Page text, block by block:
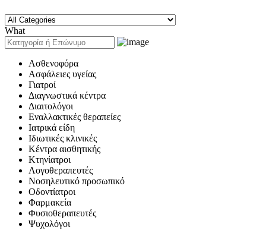
What
Ασθενοφόρα
Ασφάλειες υγείας
Γιατροί
Διαγνωστικά κέντρα
Διαιτολόγοι
Εναλλακτικές θεραπείες
Ιατρικά είδη
Ιδιωτικές κλινικές
Κέντρα αισθητικής
Κτηνίατροι
Λογοθεραπευτές
Νοσηλευτικό προσωπικό
Οδοντίατροι
Φαρμακεία
Φυσιοθεραπευτές
Ψυχολόγοι